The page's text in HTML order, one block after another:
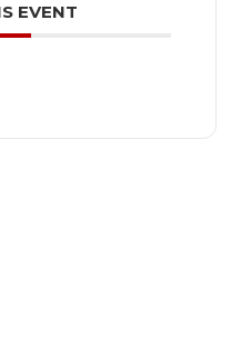
EVENT